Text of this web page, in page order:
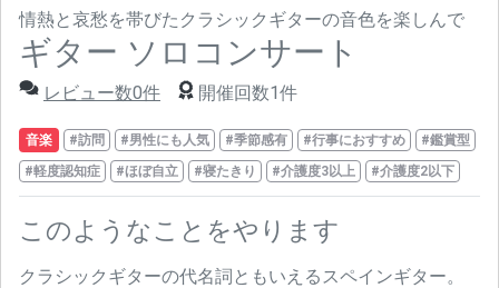
ギター ソロコンサート
情熱と哀愁を帯びたクラシックギターの音色を楽しんで
レビュー数0件 開催回数1件
音楽 #訪問 #男性にも人気 #季節感有 #行事におすすめ
#鑑賞型
#軽度認知症
#ほぼ自立 #寝たきり #介護度3以上 #介護度2以下
このようなことをやります
クラシックギターの代名詞ともいえるスペインギター。